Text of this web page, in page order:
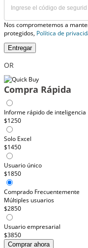
Nos comprometemos a
protegidos, Política de
Entregar
OR
Compra Rápida
Informe rápido de inteligencia
$1250
Solo Excel
$1450
Usuario único
$1850
Comprado Frecuentemente
Múltiples usuarios
$2850
Usuario empresarial
$3850
Comprar ahora